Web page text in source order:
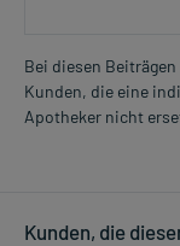
Bei diesen
Kunden, die eine
Apotheker nicht
Kunden, die